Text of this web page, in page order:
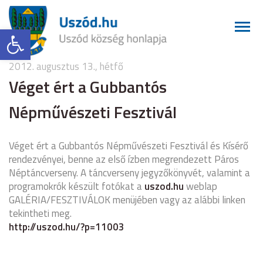
Eszköztár megnyitása
2012. augusztus 13., hétfő
Véget ért a Gubbantós
Népművészeti Fesztivál
Véget ért a Gubbantós Népművészeti Fesztivál és Kísérő
rendezvényei, benne az első ízben megrendezett Páros
Néptáncverseny. A táncverseny jegyzőkönyvét, valamint a
programokrók készült fotókat auszod.huweblap
GALÉRIA/FESZTIVÁLOK menüjében vagy az alábbi linken
tekintheti meg.
http://uszod.hu/?p=11003